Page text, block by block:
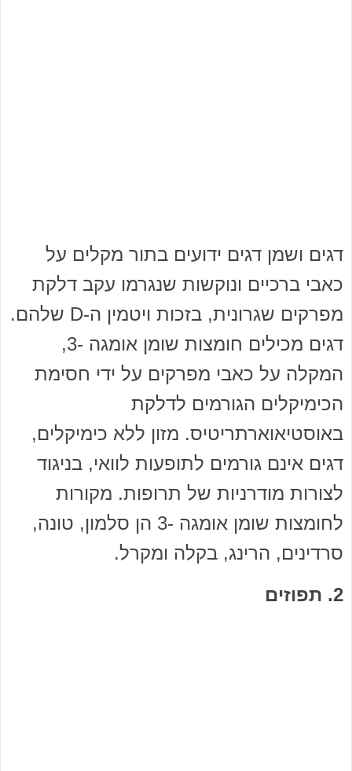
דגים ושמן דגים ידועים בתור מקלים על
כאבי ברכיים ונוקשות שנגרמו עקב דלקת
מפרקים שגרונית, בזכות ויטמין ה-D שלהם.
דגים מכילים חומצות שומן אומגה -3,
המקלה על כאבי מפרקים על ידי חסימת
הכימיקלים הגורמים לדלקת
באוסטיאוארתריטיס. מזון ללא כימיקלים,
דגים אינם גורמים לתופעות לוואי, בניגוד
לצורות מודרניות של תרופות. מקורות
לחומצות שומן אומגה -3 הן סלמון, טונה,
סרדינים, הרינג, בקלה ומקרל.
2. תפוזים